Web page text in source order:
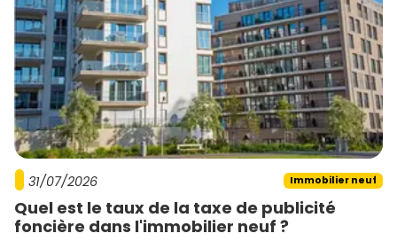
31/07/2026 Immobilier neuf
Quel est le taux de la taxe de publicité
foncière dans l'immobilier neuf ?